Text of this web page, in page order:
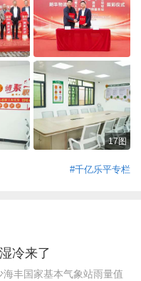
17图
#千亿乐平专栏
冷来了
丰国家基本气象站雨量值